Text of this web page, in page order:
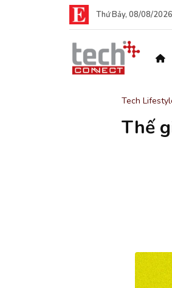
Thứ Bảy, 08/08/2026
Tech
Thế